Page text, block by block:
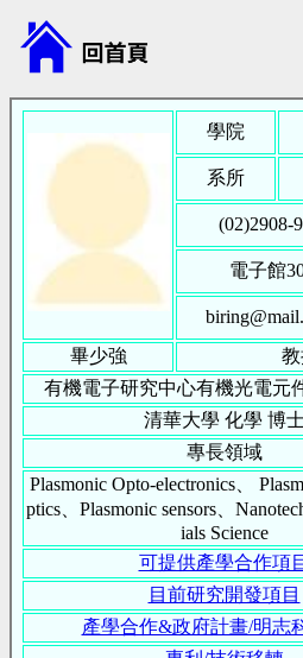
學院
系所
(02)2908-
電子館
畢少強
有機電子研究中心有機光電元
清華大學 化學 博
專長領域
Plasmonic Opto-electronics、
ptics、Plasmonic sensors、
ials Science
可提供產學合作項
目前研究開發項目
產學合作&政府計畫/明志